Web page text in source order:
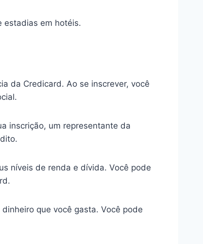
estadias em hotéis.
da Credicard. Ao se inscrever, você
inscrição, um representante da
níveis de renda e dívida. Você pode
que você gasta. Você pode